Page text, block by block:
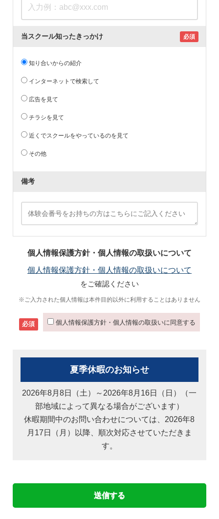
当スクール知ったきっかけ 必須
知り合いからの紹介
インターネットで検索して
広告を見て
チラシを見て
近くでスクールをやっているのを見て
その他
備考
個人情報保護方針・個人情報の取扱いについて
個人情報保護方針・個人情報の取扱いについて
をご確認ください
※ご入力された個人情報は本件目的以外に利用することはありません
必須 個人情報保護方針・個人情報の取扱いに同意する
夏季休暇のお知らせ
2026年8月8日（土）～2026年8月16日（日）（一
部地域によって異なる場合がございます）
休暇期間中のお問い合わせについては、2026年8
月17日（月）以降、順次対応させていただきま
す。